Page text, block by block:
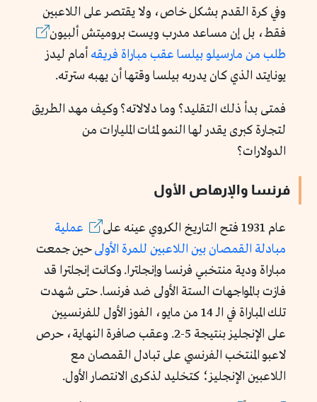
وفي كرة القدم بشكل خاص، ولا يقتصر على اللاعبين
فقط، بل إن مساعد مدرب ويست بروميتش ألبيون
طلب من مارسيلو بيلسا عقب مباراة فريقه أمام ليدز
يونايتد الذي كان يدربه بيلسا وقتها أن يهبه سترته.
فمتى بدأ ذلك التقليد؟ وما دلالاته؟ وكيف مهد الطريق
لتجارة كبرى يقدر لها النمو لمئات المليارات من
الدولارات؟
فرنسا والإرهاص الأول
عام 1931 فتح التاريخ الكروي عينه على
عملية
مبادلة القمصانبين اللاعبين للمرة الأولىحين جمعت
مباراة ودية منتخبي فرنسا وإنجلترا. وكانت إنجلترا قد
فازت بالمواجهات الستة الأولى ضد فرنسا. حتى شهدت
تلك المباراة في الـ 14 من مايو، الفوز الأول للفرنسيين
على الإنجليز بنتيجة 5-2. وعقب صافرة النهاية، حرص
لاعبو المنتخب الفرنسي على تبادل القمصان مع
اللاعبين الإنجليز؛ كتخليد لذكرى الانتصار الأول.